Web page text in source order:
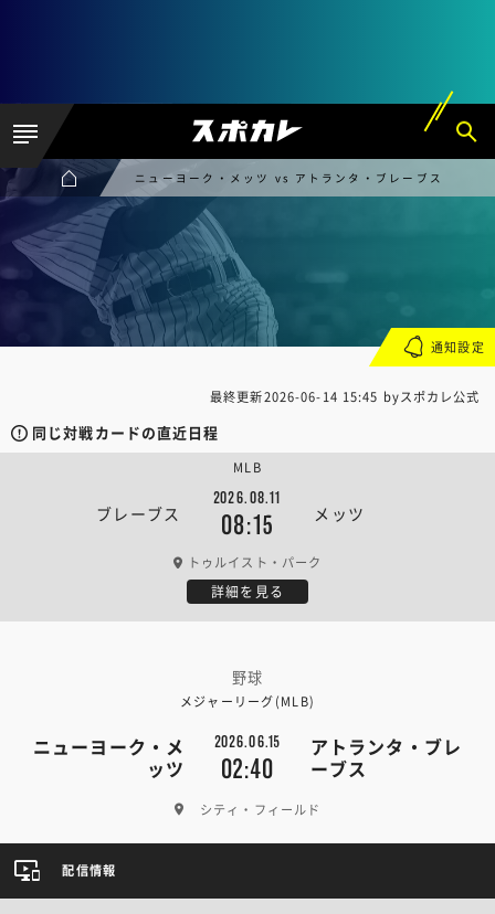
ニューヨーク・メッツ vs アトランタ・ブレーブス
最終更新2026-06-14 15:45 byスポカレ公式
同じ対戦カードの直近日程
ブレーブス
2026.08.11
08:15 メッツ
MLB
トゥルイスト・パーク
詳細を見る
野球
メジャーリーグ(MLB)
ニューヨーク・メ
ッツ
2026.06.15
02:40
アトランタ・ブレ
ーブス
シティ・フィールド
通知設定
配信情報